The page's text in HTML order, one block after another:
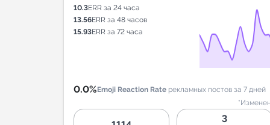
10.3ERR за 24 часа
13.56ERR за 48 часов
15.93ERR за 72 часа
0.0%Emoji Reaction Rate рекламных постов за 7 дней
3